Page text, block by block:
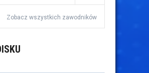
Zobacz wszystkich zawodników